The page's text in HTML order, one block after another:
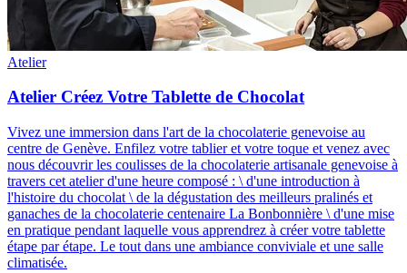
Atelier
Atelier Créez Votre Tablette de Chocolat
Vivez une immersion dans l'art de la chocolaterie genevoise au
centre de Genève. Enfilez votre tablier et votre toque et venez avec
nous découvrir les coulisses de la chocolaterie artisanale genevoise à
travers cet atelier d'une heure composé : \ d'une introduction à
l'histoire du chocolat \ de la dégustation des meilleurs pralinés et
ganaches de la chocolaterie centenaire La Bonbonnière \ d'une mise
en pratique pendant laquelle vous apprendrez à créer votre tablette
étape par étape. Le tout dans une ambiance conviviale et une salle
climatisée.